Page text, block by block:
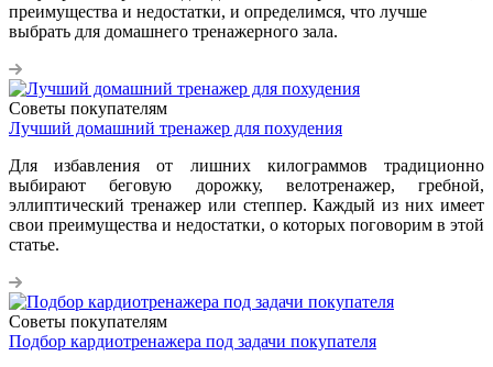
преимущества и недостатки, и определимся, что лучше
выбрать для домашнего тренажерного зала.
Советы покупателям
Лучший домашний тренажер для похудения
Для избавления от лишних килограммов традиционно
выбирают беговую дорожку, велотренажер, гребной,
эллиптический тренажер или степпер. Каждый из них имеет
свои преимущества и недостатки, о которых поговорим в этой
статье.
Советы покупателям
Подбор кардиотренажера под задачи покупателя